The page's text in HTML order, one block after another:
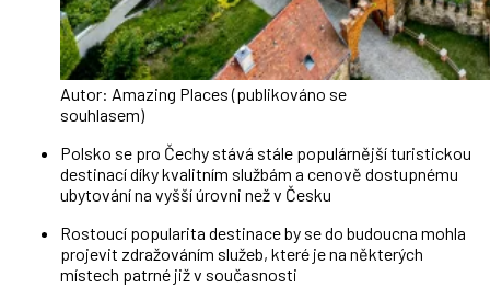
Autor: Amazing Places (publikováno se
souhlasem)
Polsko se pro Čechy stává stále populárnější turistickou
destinací díky kvalitním službám a cenově dostupnému
ubytování na vyšší úrovni než v Česku
Rostoucí popularita destinace by se do budoucna mohla
projevit zdražováním služeb, které je na některých
místech patrné již v současnosti